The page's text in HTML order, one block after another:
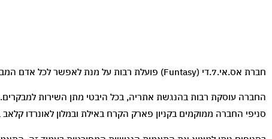
חברת אס.אי.7.די (Funtasy) פועלת רבות על מנת לאפשר לכל אדם המבקר בסניפי אילת וים המלח חוויה מהנה, שוויונית ומכבדת.
החברה עוסקת רבות בהנגשת אתריה, בכל היבטי מתן השירות למבקרים.
סניפי החברה ממוקמים בקניון פארק הקרח באילת ובמלון לאונרדו